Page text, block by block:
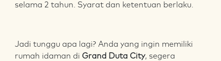
selama 2 tahun. Syarat dan ketentuan berlaku.
Jadi tunggu apa lagi? Anda yang ingin memiliki
rumah idaman di Grand Duta City, segera